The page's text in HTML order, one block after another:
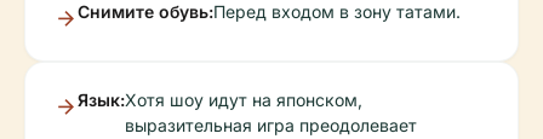
Снимите обувь:Перед входом в зону татами.
Язык:Хотя шоу идут на японском,
выразительная игра преодолевает